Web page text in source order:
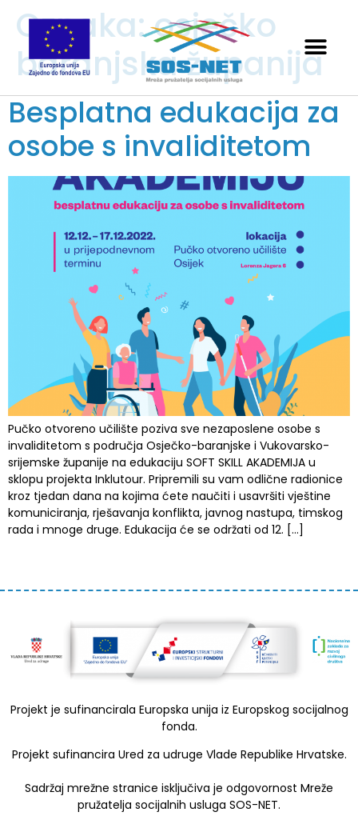
Oznaka:osječko
baranjska županija
Besplatna edukacija za
osobe s invaliditetom
Pučko otvoreno učilište poziva sve nezaposlene osobe s
invaliditetom s područja Osječko-baranjske i Vukovarsko-
srijemske županije na edukaciju SOFT SKILL AKADEMIJA u
sklopu projekta Inklutour. Pripremili su vam odlične radionice
kroz tjedan dana na kojima ćete naučiti i usavršiti vještine
komuniciranja, rješavanja konflikta, javnog nastupa, timskog
rada i mnoge druge. Edukacija će se održati od 12. […]
Projekt je sufinancirala Europska unija iz Europskog socijalnog
fonda.
Projekt sufinancira Ured za udruge Vlade Republike Hrvatske.
Sadržaj mrežne stranice isključiva je odgovornost Mreže
pružatelja socijalnih usluga SOS-NET.